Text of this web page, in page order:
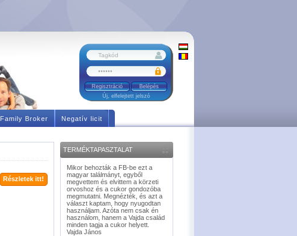
Regisztráció
Új, elfelejtett jelszó
Family Broker Negatív licit
Részletek itt!
TERMÉKTAPASZTALAT
Mikor behozták a FB-be ezt a
magyar találmányt, egyből
megvettem és elvittem a körzeti
orvoshoz és a cukor gondozóba
megmutatni. Megnézték, és azt a
választ kaptam, hogy nyugodtan
használjam. Azóta nem csak én
használom, hanem a Vajda család
minden tagja a cukor helyett.
Vajda János